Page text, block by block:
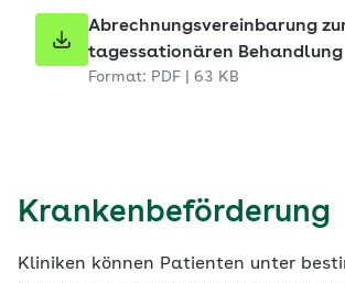
Abrechnungsvereinbarung
tagessationären Behandlung
Format: PDF | 63 KB
Krankenbeförderung
Kliniken können Patienten unter